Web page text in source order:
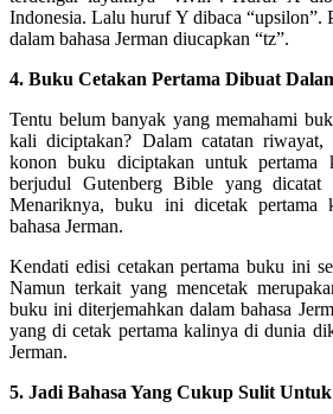
Indonesia. Lalu huruf Y dibaca
dalam bahasa Jerman diucapkan “tz”.
4. Buku Cetakan Pertama Dibuat
Tentu belum banyak yang memahami
kali diciptakan? Dalam catatan riwayat,
konon buku diciptakan untuk
berjudul Gutenberg Bible yang dicatat
Menariknya, buku ini dicetak pertama
bahasa Jerman.
Kendati edisi cetakan pertama buku ini
Namun terkait yang mencetak
buku ini diterjemahkan dalam bahasa
yang di cetak pertama kalinya di dunia
Jerman.
5. Jadi Bahasa Yang Cukup Sulit